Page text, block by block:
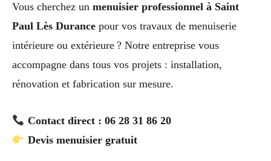
Vous cherchez un menuisier professionnel à Saint
Paul Lès Durance pour vos travaux de menuiserie
intérieure ou extérieure ? Notre entreprise vous
accompagne dans tous vos projets : installation,
rénovation et fabrication sur mesure.
Contact direct : 06 28 31 86 20
Devis menuisier gratuit